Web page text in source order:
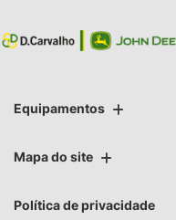
Equipamentos
Mapa do site
Política de privacidade